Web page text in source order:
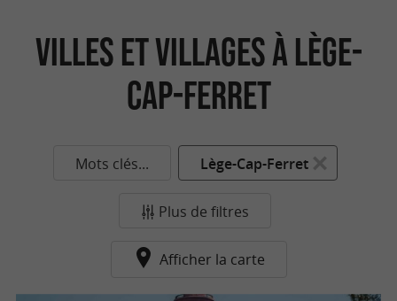
Villes et Villages à Lège-
Cap-Ferret
Mots clés... Lège-Cap-Ferret
Plus de filtres
Afficher la carte